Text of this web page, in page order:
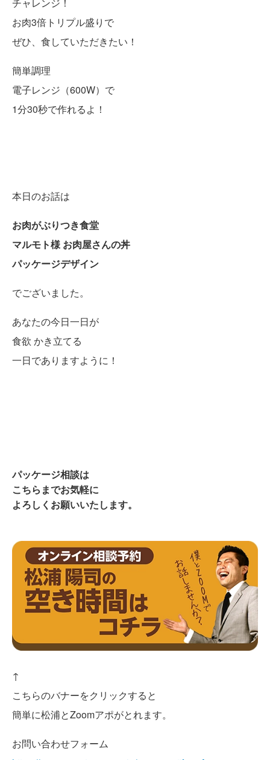
お肉3倍トリプル盛りで
ぜひ、食していただきたい！
簡単調理
電子レンジ（600W）で
1分30秒で作れるよ！
本日のお話は
お肉がぶりつき食堂
マルモト様 お肉屋さんの丼
パッケージデザイン
でございました。
あなたの今日一日が
食欲 かき立てる
一日でありますように！
パッケージ相談は
こちらまでお気軽に
よろしくお願いいたします。
↑
こちらのバナーをクリックすると
簡単に松浦とZoomアポがとれます。
お問い合わせフォーム